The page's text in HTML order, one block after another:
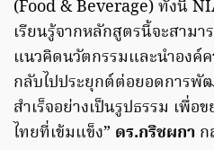
(Food & Beverage) ทั้งนี้
เรียนรู้จากหลักสูตรนี้จะสามา
แนวคิดนวัตกรรมและนำองค์
กลับไปประยุกต์ต่อยอดการพั
สำเร็จอย่างเป็นรูปธรรม เพื่อ
ไทยที่เข้มแข็ง” ดร.กริชผกา ก